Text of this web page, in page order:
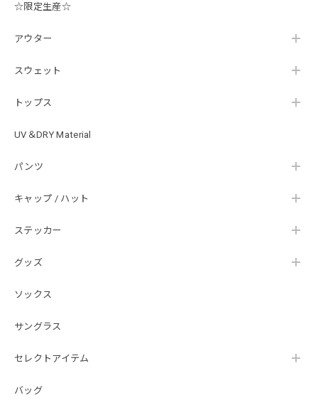
☆限定生産☆
アウター
スウェット
トップス
UV＆DRY Material
パンツ
キャップ / ハット
ステッカー
グッズ
ソックス
サングラス
セレクトアイテム
バッグ
はじめて利用しましたが、商品の梱包も問題なく大変迅速に
ジが同封されており、気遣いの行き届いた対応だなと感じま
【DeepRangebybassmania】Active Summer Cargo Pants［BLACK］